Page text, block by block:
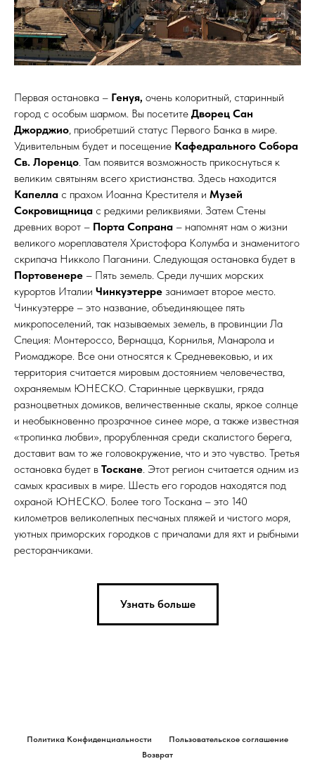
Первая остановка – Генуя, очень колоритный, старинный
город с особым шармом. Вы посетите Дворец Сан
Джорджио, приобретший статус Первого Банка в мире.
Удивительным будет и посещение Кафедрального Собора
Св. Лоренцо. Там появится возможность прикоснуться к
великим святыням всего христианства. Здесь находится
Капелла с прахом Иоанна Крестителя и Музей
Сокровищница с редкими реликвиями. Затем Стены
древних ворот – Порта Сопрана – напомнят нам о жизни
великого мореплавателя Христофора Колумба и знаменитого
скрипача Никколо Паганини. Следующая остановка будет в
Портовенере – Пять земель. Cреди лучших морских
курортов Италии Чинкуэтерре занимает второе место.
Чинкуэтерре – это название, объединяющее пять
микропоселений, так называемых земель, в провинции Ла
Специя: Монтероссо, Вернацца, Корнилья, Манарола и
Риомаджоре. Все они относятся к Средневековью, и их
территория считается мировым достоянием человечества,
охраняемым ЮНЕСКО. Старинные церквушки, гряда
разноцветных домиков, величественные скалы, яркое солнце
и необыкновенно прозрачное синее море, а также известная
«тропинка любви», прорубленная среди скалистого берега,
доставит вам то же головокружение, что и это чувство. Третья
остановка будет в Тоскане. Этот регион считается одним из
самых красивых в мире. Шесть его городов находятся под
охраной ЮНЕСКО. Более того Тоскана – это 140
километров великолепных песчаных пляжей и чистого моря,
уютных приморских городков с причалами для яхт и рыбными
ресторанчиками.
Узнать больше
Политика Конфиденциальности
Пользовательское соглашение
Возврат